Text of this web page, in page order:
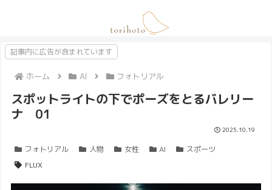
記事内に広告が含まれています
ホーム AI フォトリアル
スポットライトの下でポーズをとるバレリー
ナ 01
2025.10.19
フォトリアル 人物 女性 AI
スポーツ
FLUX